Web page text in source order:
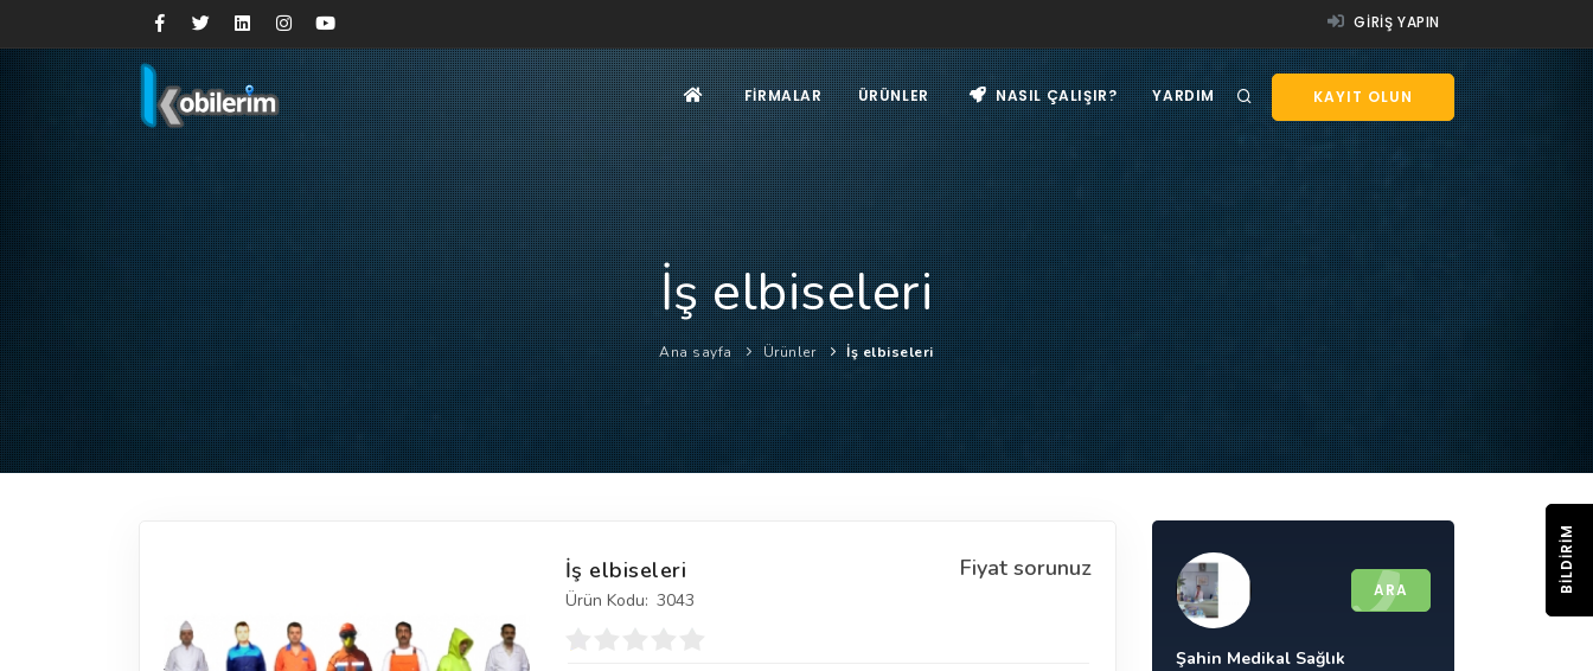
GIRIŞ YAPIN
KAYIT OLUN
FIRMALAR ÜRÜNLER NASIL ÇALIŞIR? YARDIM
İş elbiseleri
Ana sayfa Ürünler İş elbiseleri
Fiyat sorunuz
İş elbiseleri
Ürün Kodu: 3043 ARA
Şahin Medikal Sağlık
BILDIRIM